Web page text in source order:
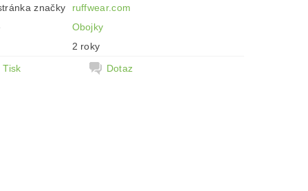
značky
ruffwear.com
Obojky
2 roky
Tisk
Dotaz